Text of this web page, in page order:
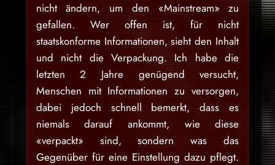
nicht ändern, um den «Mainstream» zu
gefallen. Wer offen ist, für nicht
staatskonforme Informationen, sieht den Inhalt
und nicht die Verpackung. Ich habe die
letzten 2 Jahre genügend versucht,
Menschen mit Informationen zu versorgen,
dabei jedoch schnell bemerkt, dass es
niemals darauf ankommt, wie diese
«verpackt» sind, sondern was das
Gegenüber für eine Einstellung dazu pflegt.